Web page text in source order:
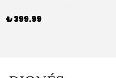
₺ 399.99